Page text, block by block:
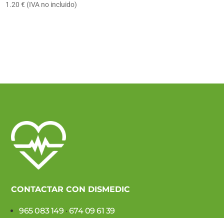
1.20€ (IVA no incluido)
CONTACTAR CON DISMEDIC
965 083 149 · 674 09 61 39